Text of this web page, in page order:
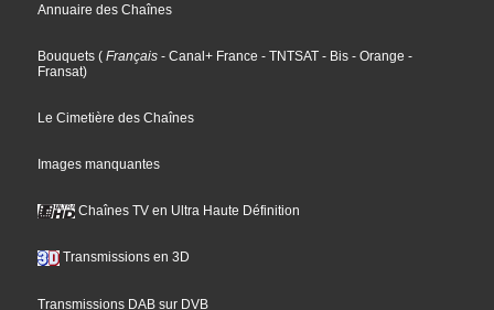
Annuaire des Chaînes
Bouquets ( Français - Canal+ France - TNTSAT - Bis - Orange -
Fransat)
Le Cimetière des Chaînes
Images manquantes
Chaînes TV en Ultra Haute Définition
Transmissions en 3D
Transmissions DAB sur DVB